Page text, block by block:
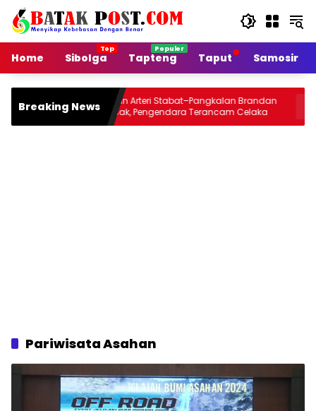
Langsung
konten
Home
Sibolga Tapteng Taput Samosir
Breaking News
Jalan Arteri Stabat–Pangkalan Brandan
Rusak, Pengendara Terancam Celaka
Siang Ini
Pariwisata Asahan